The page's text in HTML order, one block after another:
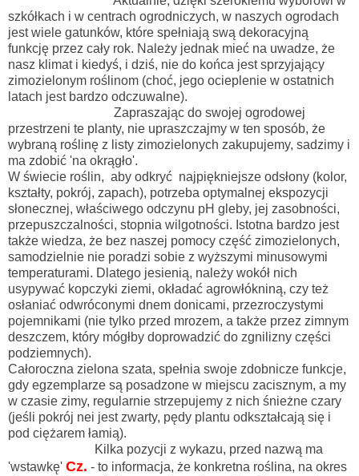
szkółkach i w centrach ogrodniczych, w naszych ogrodach
jest wiele gatunków, które spełniają swą dekoracyjną
funkcję przez cały rok. Należy jednak mieć na uwadze, że
nasz klimat i kiedyś, i dziś, nie do końca jest sprzyjający
zimozielonym roślinom (choć, jego ocieplenie w ostatnich
latach jest bardzo odczuwalne).
Zapraszając do swojej ogrodowej
przestrzeni te planty, nie upraszczajmy w ten sposób, że
wybraną roślinę z listy zimozielonych zakupujemy, sadzimy i
ma zdobić 'na okrągło'.
W świecie roślin, aby odkryć najpiękniejsze odsłony (kolor,
kształty, pokrój, zapach), potrzeba optymalnej ekspozycji
słonecznej, właściwego odczynu pH gleby, jej zasobności,
przepuszczalności, stopnia wilgotności. Istotna bardzo jest
także wiedza, że bez naszej pomocy część zimozielonych,
samodzielnie nie poradzi sobie z wyższymi minusowymi
temperaturami. Dlatego jesienią, należy wokół nich
usypywać kopczyki ziemi, okładać agrowłókniną, czy też
osłaniać odwróconymi dnem donicami, przezroczystymi
pojemnikami (nie tylko przed mrozem, a także przez zimnym
deszczem, który mógłby doprowadzić do zgnilizny części
podziemnych).
Całoroczna zielona szata, spełnia swoje zdobnicze funkcje,
gdy egzemplarze są posadzone w miejscu zacisznym, a my
w czasie zimy, regularnie strzepujemy z nich śnieżne czary
(jeśli pokrój nei jest zwarty, pędy plantu odkształcają się i
pod ciężarem łamią).
Kilka pozycji z wykazu, przed nazwą ma
'wstawkę' Cz. - to informacja, że konkretna roślina, na okres